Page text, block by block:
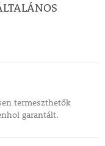
termeszthetők
garantált.